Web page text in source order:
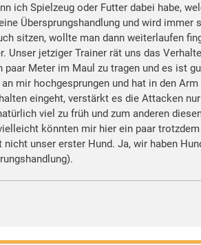
Spielzeug oder Futter dabei habe,
Übersprungshandlung und wird immer
sitzen, wollte man dann weiterlaufen
jetziger Trainer rät uns das
Meter im Maul zu tragen und es ist
mir hochgesprungen und hat in den
eingeht, verstärkt es die Attacken
viel zu früh und zum anderen
könnten mir hier ein paar
unser erster Hund. Ja, wir haben